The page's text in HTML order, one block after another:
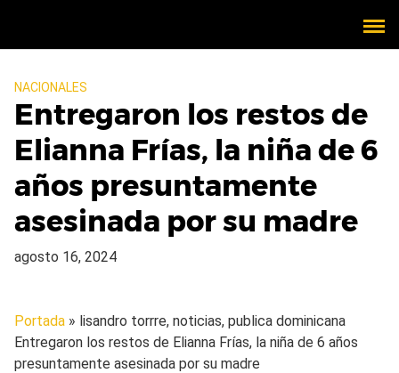
NACIONALES
Entregaron los restos de
Elianna Frías, la niña de 6
años presuntamente
asesinada por su madre
agosto 16, 2024
Portada » lisandro torrre, noticias, publica dominicana
Entregaron los restos de Elianna Frías, la niña de 6 años
presuntamente asesinada por su madre